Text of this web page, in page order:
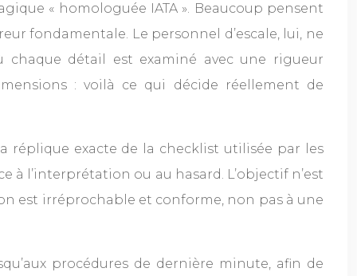
« homologuée IATA ». Beaucoup pensent
fondamentale. Le personnel d’escale, lui, ne
détail est examiné avec une rigueur
: voilà ce qui décide réellement de
réplique exacte de la checklist utilisée par les
l’interprétation ou au hasard. L’objectif n’est
est irréprochable et conforme, non pas à une
procédures de dernière minute, afin de